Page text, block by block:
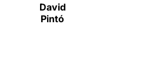
David
Pintó